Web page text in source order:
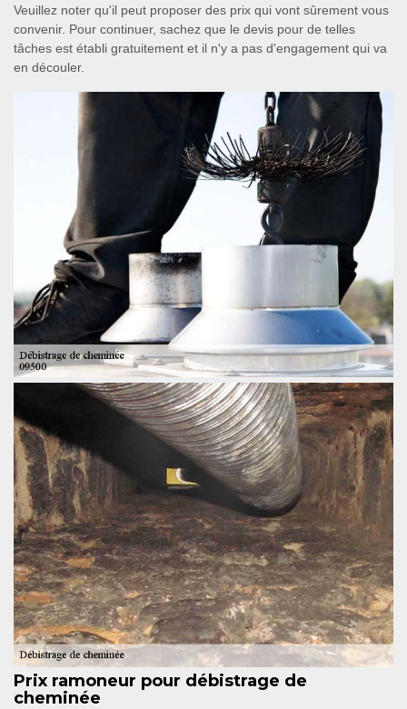
Veuillez noter qu'il peut proposer des prix qui vont sûrement vous
convenir. Pour continuer, sachez que le devis pour de telles
tâches est établi gratuitement et il n'y a pas d'engagement qui va
en découler.
Prix ramoneur pour débistrage de
cheminée